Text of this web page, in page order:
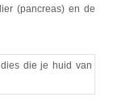
(pancreas) en de